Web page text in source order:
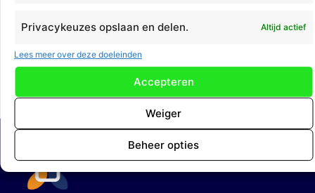
Privacykeuzes opslaan en delen. Altijd actief
Lees meer over deze doeleinden
Accepteren
Weiger
Beheer opties
Calculeren blijft mensenwerk, maar wij maken het graag
ActoCalculatie tijdens dit webinar.
Volgende→